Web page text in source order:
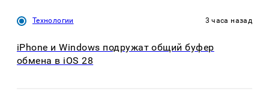
Технологии 3 часа назад
iPhone и Windows подружат общий буфер
обмена в iOS 28